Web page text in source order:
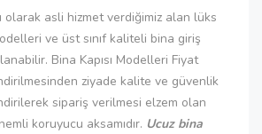
olarak asli hizmet verdiğimiz alan lüks
ve üst sınıf kaliteli bina giriş
Bina Kapısı Modelleri Fiyat
ziyade kalite ve güvenlik
sipariş verilmesi elzem olan
koruyucu aksamıdır. Ucuz bina